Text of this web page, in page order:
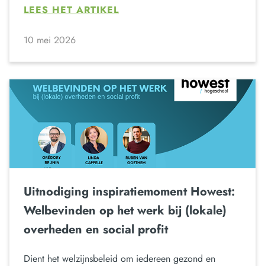
LEES HET ARTIKEL
10 mei 2026
Uitnodiging inspiratiemoment Howest:
Welbevinden op het werk bij (lokale)
overheden en social profit
Dient het welzijnsbeleid om iedereen gezond en